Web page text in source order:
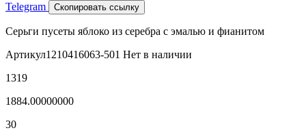
Telegram
Скопировать ссылку
Серьги пусеты яблоко из серебра с эмалью и фианитом
Артикул1210416063-501 Нет в наличии
1319
1884.00000000
30